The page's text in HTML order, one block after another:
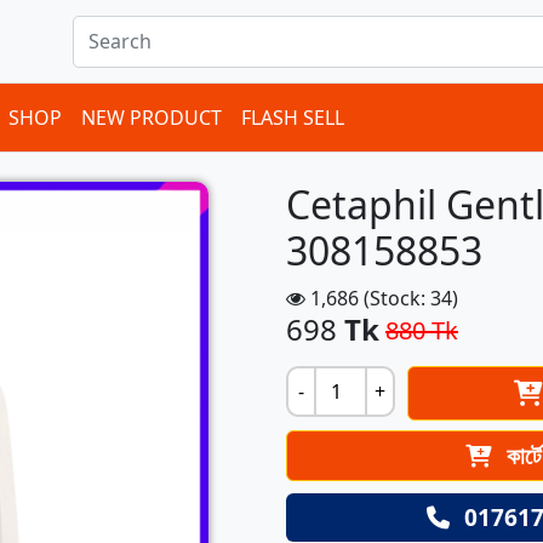
in cart
SHOP NEW PRODUCT FLASH SELL
Cetaphil
308158853
1,686 (Stock: 34)
698 Tk880 Tk
- +